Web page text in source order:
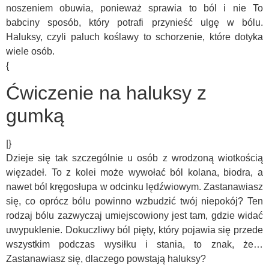
noszeniem obuwia, ponieważ sprawia to ból i nie To
babciny sposób, który potrafi przynieść ulgę w bólu.
Haluksy, czyli paluch koślawy to schorzenie, które dotyka
wiele osób.
{
Ćwiczenie na haluksy z
gumką
|}
Dzieje się tak szczególnie u osób z wrodzoną wiotkością
więzadeł. To z kolei może wywołać ból kolana, biodra, a
nawet ból kręgosłupa w odcinku lędźwiowym. Zastanawiasz
się, co oprócz bólu powinno wzbudzić twój niepokój? Ten
rodzaj bólu zazwyczaj umiejscowiony jest tam, gdzie widać
uwypuklenie. Dokuczliwy ból pięty, który pojawia się przede
wszystkim podczas wysiłku i stania, to znak, że…
Zastanawiasz się, dlaczego powstają haluksy?